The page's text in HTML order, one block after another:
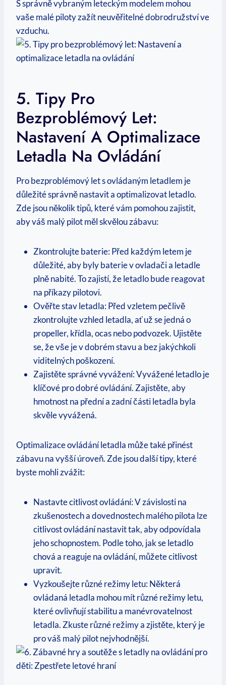
S správně vybraným leteckým modelem mohou
vaše malé piloty zažít neuvěřitelné dobrodružství ve
vzduchu.
5. Tipy Pro
Bezproblémový Let:
Nastavení A Optimalizace
Letadla Na Ovládání
Pro bezproblémový let s ovládaným letadlem je
důležité správně nastavit a optimalizovat letadlo.
Zde jsou několik tipů, které vám pomohou zajistit,
aby váš malý pilot měl skvělou zábavu:
Zkontrolujte baterie: Před každým letem je
důležité, aby byly baterie v ovladači a letadle
plně nabité. To zajistí, že letadlo bude reagovat
na příkazy pilotovi.
Ověřte stav letadla: Před vzletem pečlivě
zkontrolujte vzhled letadla, ať už se jedná o
propeller, křídla, ocas nebo podvozek. Ujistěte
se, že vše je v dobrém stavu a bez jakýchkoli
viditelných poškození.
Zajistěte správné vyvážení: Vyvážené letadlo je
klíčové pro dobré ovládání. Zajistěte, aby
hmotnost na přední a zadní části letadla byla
skvěle vyvážená.
Optimalizace ovládání letadla může také přinést
zábavu na vyšší úroveň. Zde jsou další tipy, které
byste mohli zvážit:
Nastavte citlivost ovládání: V závislosti na
zkušenostech a dovednostech malého pilota lze
citlivost ovládání nastavit tak, aby odpovídala
jeho schopnostem. Podle toho, jak se letadlo
chová a reaguje na ovládání, můžete citlivost
upravit.
Vyzkoušejte různé režimy letu: Některá
ovládaná letadla mohou mít různé režimy letu,
které ovlivňují stabilitu a manévrovatelnost
letadla. Zkuste různé režimy a zjistěte, který je
pro váš malý pilot nejvhodnější.